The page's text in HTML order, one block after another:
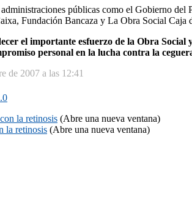
públicas como el Gobierno
Fundación Bancaza y La Obra Social Caja
el importante esfuerzo de la Obra
personal en la lucha contra la
de 2007 a las 12:41
la retinosis (Abre una nueva ventana)
la retinosis (Abre una nueva ventana)